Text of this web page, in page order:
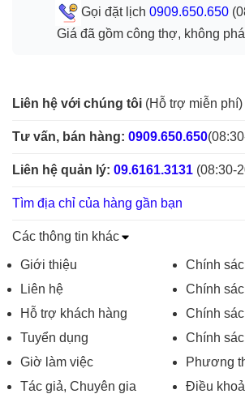
Gọi đặt lịch 0909.650.650
Giá đã gồm công thợ, không
Liên hệ với chúng tôi (Hỗ trợ miễn phí)
Tư vấn, bán hàng: 0909.650.650
Liên hệ quản lý: 09.6161.3131 (08:30-
Tìm địa chỉ của hàng gần bạn
Các thông tin khác
Giới thiệu
Liên hệ
Hỗ trợ khách hàng
Tuyển dụng
Giờ làm việc
Tác giả, Chuyên gia
Chính
Chính
Chính
Chính
Phương
Điều